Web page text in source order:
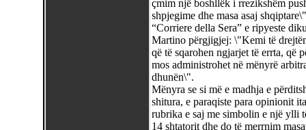
çmim një boshllëk i rrezikshëm
shpjegime dhe masa asaj
“Corriere della Sera” e ripyeste
Martino përgjigjej: \"Kemi të
që të sqarohen ngjarjet të errta, që
mos administrohet në mënyrë
dhunën\".
Mënyra se si më e madhja e
shitura, e paraqiste para opinionit
rubrika e saj me simbolin e një ylli
14 shtatorit dhe do të merrnim